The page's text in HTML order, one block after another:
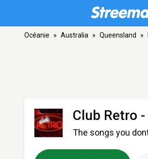
Océanie » Australia » Queensland »
Club Retro
The songs you